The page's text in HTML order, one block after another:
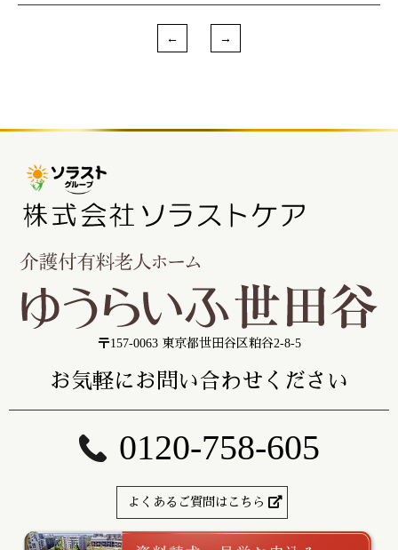
〒157-0063 東京都世田谷区粕谷2-8-5
お気軽にお問い合わせください
0120-758-605
よくあるご質問はこちら